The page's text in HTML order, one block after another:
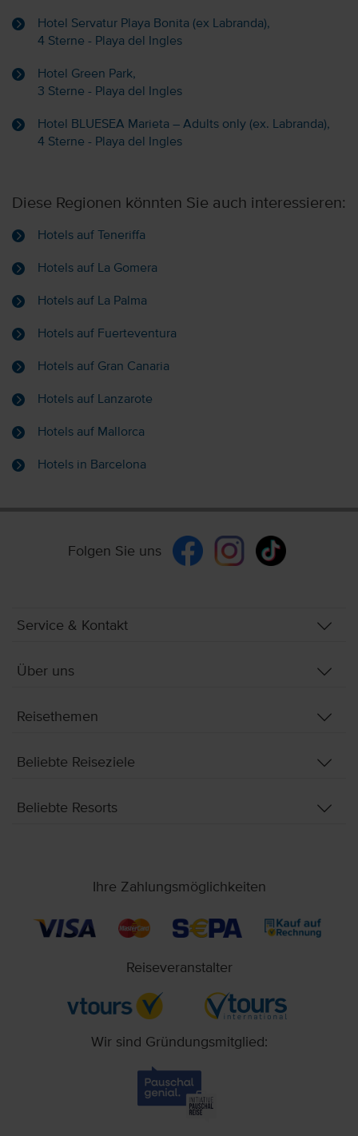
Hotel Servatur Playa Bonita (ex Labranda),
4 Sterne - Playa del Ingles
Hotel Green Park,
3 Sterne - Playa del Ingles
Hotel BLUESEA Marieta – Adults only (ex. Labranda),
4 Sterne - Playa del Ingles
Diese Regionen könnten Sie auch interessieren:
Hotels auf Teneriffa
Hotels auf La Gomera
Hotels auf La Palma
Hotels auf Fuerteventura
Hotels auf Gran Canaria
Hotels auf Lanzarote
Hotels auf Mallorca
Hotels in Barcelona
Folgen Sie uns
Service & Kontakt
Über uns
Reisethemen
Beliebte Reiseziele
Beliebte Resorts
Ihre Zahlungsmöglichkeiten
Reiseveranstalter
Wir sind Gründungsmitglied: